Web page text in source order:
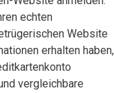
echten
Website
erhalten haben,
vergleichbare